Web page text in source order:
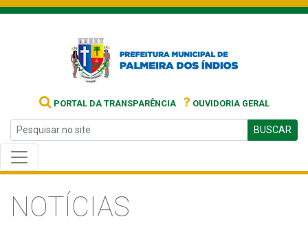
PORTAL DA TRANSPARÊNCIA ? OUVIDORIA GERAL
BUSCAR
NOTÍCIAS